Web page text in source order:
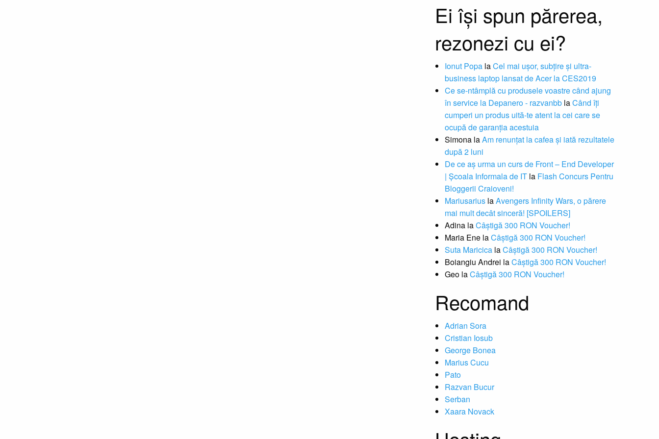
Ei își spun părerea,
rezonezi cu ei?
Ionut Popa laCel mai ușor, subțire și ultra-
business laptop lansat de Acer la CES2019
Ce se-ntâmplă cu produsele voastre când ajung
în service la Depanero - razvanbb laCând îți
cumperi un produs uită-te atent la cei care se
ocupă de garanția acestuia
Simona laAm renunțat la cafea și iată rezultatele
după 2 luni
De ce aș urma un curs de Front – End Developer
| Școala Informala de IT la Flash Concurs Pentru
Bloggerii Craioveni!
Mariusarius laAvengers Infinity Wars, o părere
mai mult decât sinceră! [SPOILERS]
Adina laCâștigă 300 RON Voucher!
Maria Ene laCâștigă 300 RON Voucher!
Suta Maricica laCâștigă 300 RON Voucher!
Boiangiu Andrei laCâștigă 300 RON Voucher!
Geo laCâștigă 300 RON Voucher!
Recomand
Adrian Sora
Cristian Iosub
George Bonea
Marius Cucu
Pato
Razvan Bucur
Serban
Xaara Novack